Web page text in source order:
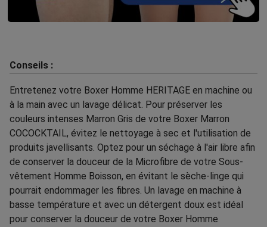
Conseils :
Entretenez votre Boxer Homme HERITAGE en machine ou
à la main avec un lavage délicat. Pour préserver les
couleurs intenses Marron Gris de votre Boxer Marron
COCOCKTAIL, évitez le nettoyage à sec et l'utilisation de
produits javellisants. Optez pour un séchage à l'air libre afin
de conserver la douceur de la Microfibre de votre Sous-
vêtement Homme Boisson, en évitant le sèche-linge qui
pourrait endommager les fibres. Un lavage en machine à
basse température et avec un détergent doux est idéal
pour conserver la douceur de votre Boxer Homme